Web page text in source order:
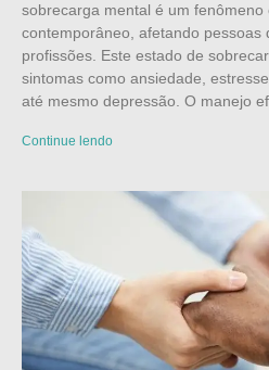
sobrecarga mental é um fenômeno
contemporâneo, afetando pessoas
profissões. Este estado de
sintomas como ansiedade,
até mesmo depressão. O manejo
Continue lendo